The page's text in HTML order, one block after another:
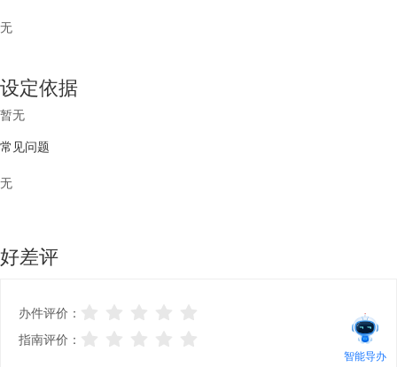
智能导办
无
设定依据
暂无
常见问题
无
好差评
办件评价：
指南评价：